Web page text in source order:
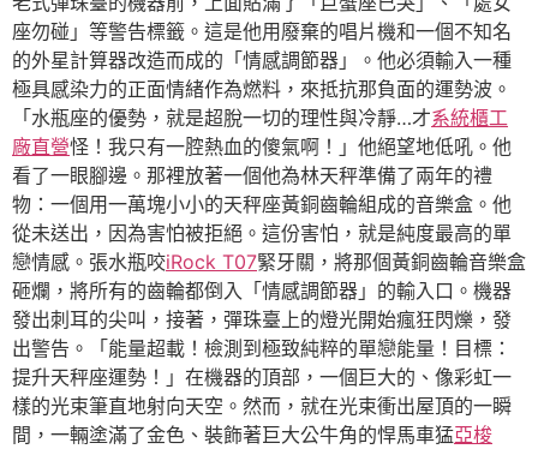
座勿碰」等警告標籤。這是他用廢棄的唱片機和一個不知名
的外星計算器改造而成的「情感調節器」。他必須輸入一種
極具感染力的正面情緒作為燃料，來抵抗那負面的運勢波。
「水瓶座的優勢，就是超脫一切的理性與冷靜…才系統櫃工
廠直營怪！我只有一腔熱血的傻氣啊！」他絕望地低吼。他
看了一眼腳邊。那裡放著一個他為林天秤準備了兩年的禮
物：一個用一萬塊小小的天秤座黃銅齒輪組成的音樂盒。他
從未送出，因為害怕被拒絕。這份害怕，就是純度最高的單
戀情感。張水瓶咬iRock T07緊牙關，將那個黃銅齒輪音樂盒
砸爛，將所有的齒輪都倒入「情感調節器」的輸入口。機器
發出刺耳的尖叫，接著，彈珠臺上的燈光開始瘋狂閃爍，發
出警告。「能量超載！檢測到極致純粹的單戀能量！目標：
提升天秤座運勢！」在機器的頂部，一個巨大的、像彩虹一
樣的光束筆直地射向天空。然而，就在光束衝出屋頂的一瞬
間，一輛塗滿了金色、裝飾著巨大公牛角的悍馬車猛亞梭